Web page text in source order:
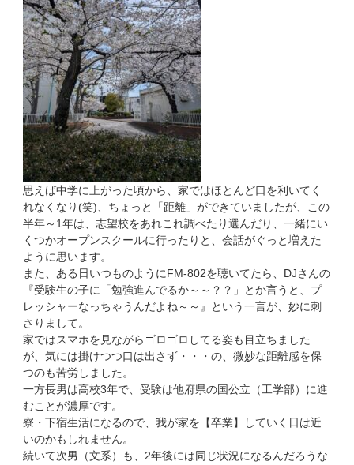
思えば中学に上がった頃から、家ではほとんど口を利いてく
れなくなり(笑)、ちょっと「距離」ができていましたが、この
半年～1年は、志望校をあれこれ調べたり選んだり、一緒にい
くつかオープンスクールに行ったりと、会話がぐっと増えた
ように思います。
また、ある日いつものようにFM-802を聴いてたら、DJさんの
『受験生の子に「勉強進んでるか～～？？」とか言うと、プ
レッシャーなっちゃうんだよね～～』という一言が、妙に刺
さりまして。
家ではスマホを見ながらゴロゴロしてる姿も目立ちました
が、気には掛けつつ口は出さず・・・の、微妙な距離感を保
つのも苦労しました。
一方長男は高校3年で、受験は他府県の国公立（工学部）に進
むことが濃厚です。
寮・下宿生活になるので、我が家を【卒業】していく日は近
いのかもしれません。
続いて次男（文系）も、2年後には同じ状況になるんだろうな